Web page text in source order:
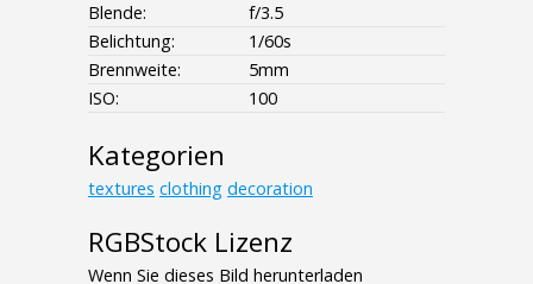
Blende:
f/3.5
Belichtung:
1/60s
Brennweite:
5mm
ISO:
100
Kategorien
textures clothing decoration
RGBStock Lizenz
Wenn Sie dieses Bild herunterladen